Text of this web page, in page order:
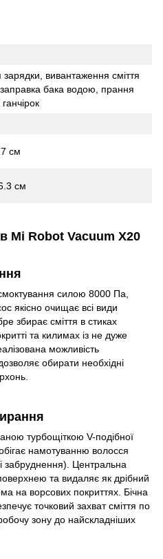
зарядки, вивантаження сміття
бака водою, прання
см
см
Mi Robot Vacuum X20
силою 8000 Па,
якісно очищає всі види
збирає сміття в стиках
та килимах із не дуже
можливість
обирати необхідні
турбощіткою V-подібної
намотуванню волосся
забруднення). Центральна
та видаляє як дрібний
на ворсових покриттях. Бічна
точковий захват сміття по
зону до найскладніших